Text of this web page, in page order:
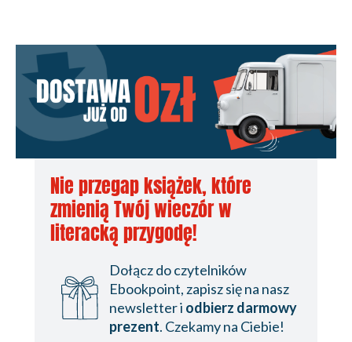
Nie przegap książek, które
zmienią Twój wieczór w
literacką przygodę!
Dołącz do czytelników
Ebookpoint, zapisz się na nasz
newsletter i odbierz darmowy
prezent. Czekamy na Ciebie!